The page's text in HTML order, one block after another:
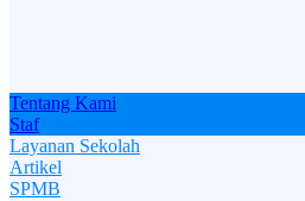
Tentang Kami
Staf
Layanan Sekolah
Artikel
SPMB